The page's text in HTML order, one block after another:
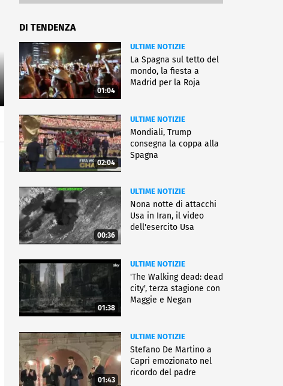
DI TENDENZA
01:04
ULTIME NOTIZIE
La Spagna sul tetto del
mondo, la fiesta a
Madrid per la Roja
02:04
ULTIME NOTIZIE
Mondiali, Trump
consegna la coppa alla
Spagna
00:36
ULTIME NOTIZIE
Nona notte di attacchi
Usa in Iran, il video
dell'esercito Usa
01:38
ULTIME NOTIZIE
'The Walking dead: dead
city', terza stagione con
Maggie e Negan
01:43
ULTIME NOTIZIE
Stefano De Martino a
Capri emozionato nel
ricordo del padre